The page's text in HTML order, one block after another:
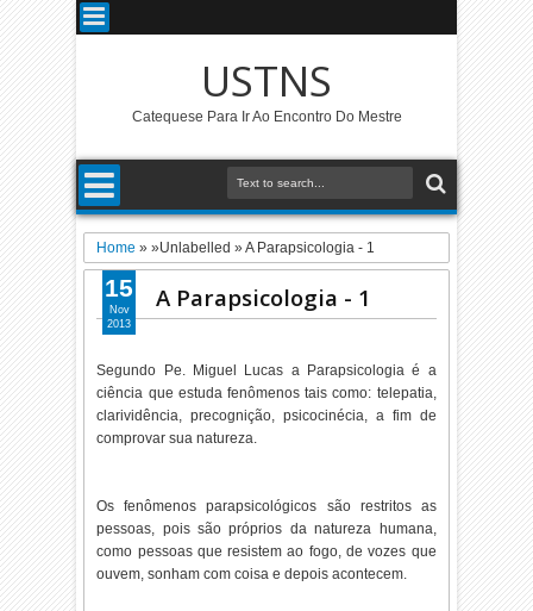
USTNS
Catequese Para Ir Ao Encontro Do Mestre
Home » »Unlabelled »A Parapsicologia - 1
A Parapsicologia - 1
Segundo Pe. Miguel Lucas a Parapsicologia é a
ciência que estuda fenômenos tais como: telepatia,
clarividência, precognição, psicocinécia, a fim de
comprovar sua natureza.
Os fenômenos parapsicológicos são restritos as
pessoas, pois são próprios da natureza humana,
como pessoas que resistem ao fogo, de vozes que
ouvem, sonham com coisa e depois acontecem.
15
Nov
2013